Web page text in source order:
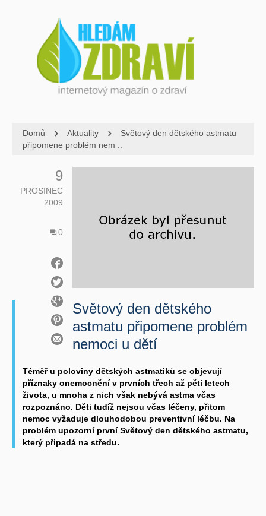
Domů Aktuality
Světový den dětského astmatu
připomene problém nem ..
9
PROSINEC
2009
0
Světový den dětského
astmatu připomene problém
nemoci u dětí
Téměř u poloviny dětských astmatiků se objevují
příznaky onemocnění v prvních třech až pěti letech
života, u mnoha z nich však nebývá astma včas
rozpoznáno. Děti tudíž nejsou včas léčeny, přitom
nemoc vyžaduje dlouhodobou preventivní léčbu. Na
problém upozorní první Světový den dětského astmatu,
který připadá na středu.